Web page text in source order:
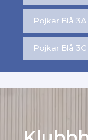
Pojkar Blå 3A
Pojkar Blå 3C